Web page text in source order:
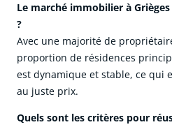
Le marché immobilier à
?
Avec une majorité de
proportion de résidences
est dynamique et stable, ce qui
au juste prix.
Quels sont les critères pour